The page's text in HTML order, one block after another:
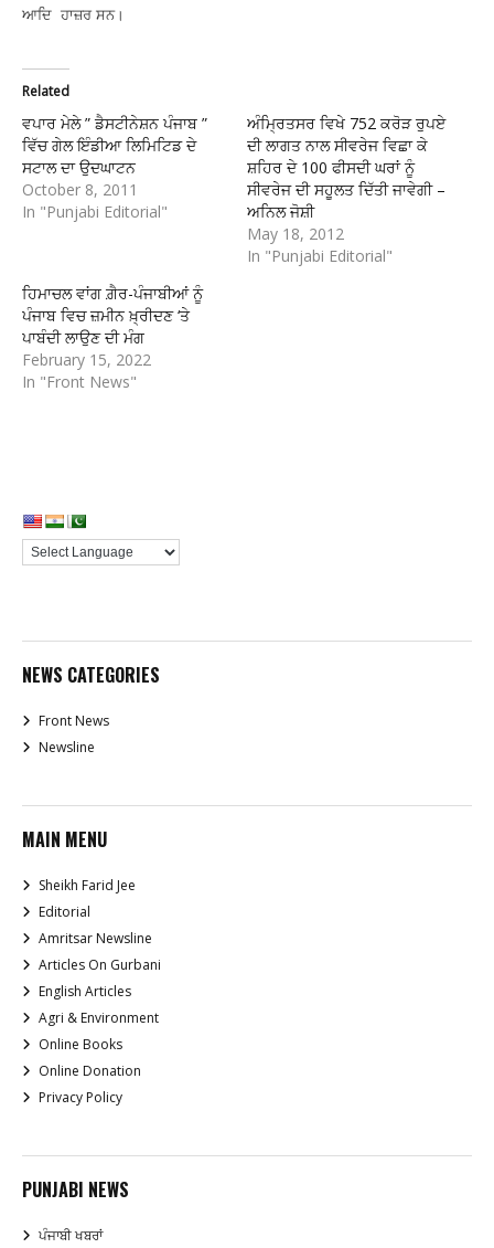
ਆਦਿ ਹਾਜ਼ਰ ਸਨ।
Related
ਵਪਾਰ ਮੇਲੇ ” ਡੈਸਟੀਨੇਸ਼ਨ ਪੰਜਾਬ ”
ਵਿੱਚ ਗੇਲ ਇੰਡੀਆ ਲਿਮਿਟਿਡ ਦੇ
ਸਟਾਲ ਦਾ ਉਦਘਾਟਨ
October 8, 2011
In "Punjabi Editorial"
ਅੰਮ੍ਰਿਤਸਰ ਵਿਖੇ 752 ਕਰੋੜ ਰੁਪਏ
ਦੀ ਲਾਗਤ ਨਾਲ ਸੀਵਰੇਜ ਵਿਛਾ ਕੇ
ਸ਼ਹਿਰ ਦੇ 100 ਫੀਸਦੀ ਘਰਾਂ ਨੂੰ
ਸੀਵਰੇਜ ਦੀ ਸਹੂਲਤ ਦਿੱਤੀ ਜਾਵੇਗੀ –
ਅਨਿਲ ਜੋਸ਼ੀ
May 18, 2012
In "Punjabi Editorial"
ਹਿਮਾਚਲ ਵਾਂਗ ਗ਼ੈਰ-ਪੰਜਾਬੀਆਂ ਨੂੰ
ਪੰਜਾਬ ਵਿਚ ਜ਼ਮੀਨ ਖ਼੍ਰੀਦਣ ‘ਤੇ
ਪਾਬੰਦੀ ਲਾਉਣ ਦੀ ਮੰਗ
February 15, 2022
In "Front News"
NEWS CATEGORIES
Front News
Newsline
MAIN MENU
Sheikh Farid Jee
Editorial
Amritsar Newsline
Articles On Gurbani
English Articles
Agri & Environment
Online Books
Online Donation
Privacy Policy
PUNJABI NEWS
ਪੰਜਾਬੀ ਖਬਰਾਂ